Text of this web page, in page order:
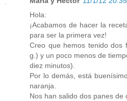
Hola:
¡Acabamos de hacer la
para ser la primera vez!
Creo que hemos tenido dos
g.) y un poco menos de
diez minutos).
Por lo demás, está
naranja.
Nos han salido dos panes de